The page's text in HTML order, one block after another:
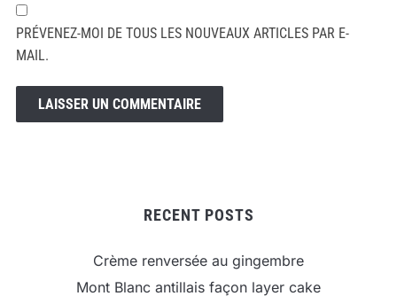
PRÉVENEZ-MOI DE TOUS LES NOUVEAUX ARTICLES PAR E-
MAIL.
RECENT POSTS
Crème renversée au gingembre
Mont Blanc antillais façon layer cake